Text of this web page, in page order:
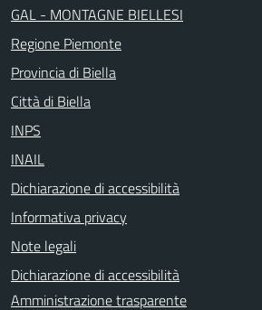
GAL - MONTAGNE BIELLESI
Regione Piemonte
Provincia di Biella
Città di Biella
INPS
INAIL
Dichiarazione di accessibilità
Informativa privacy
Note legali
Dichiarazione di accessibilità
Amministrazione trasparente